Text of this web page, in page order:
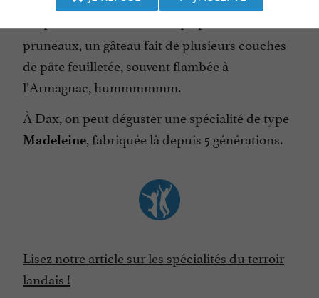
pruneaux, un gâteau fait de plusieurs couches
de pâte feuilletée, souvent flambée à
l’Armagnac, hummmmmm.
À Dax, on peut déguster une spécialité de type
Madeleine, fabriquée là depuis 5 générations.
Lisez notre article sur les spécialités du terroir
landais !